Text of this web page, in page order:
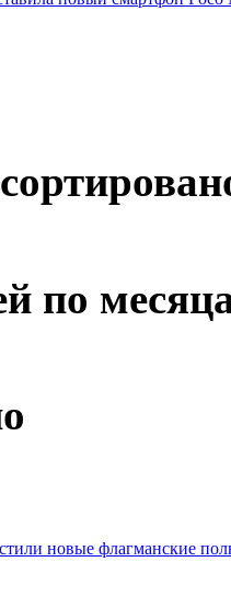
по
новые флагманские